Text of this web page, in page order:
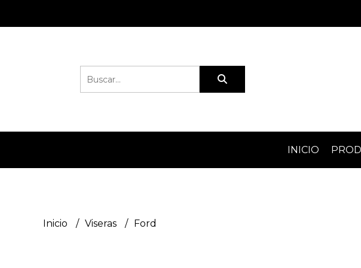
INICIO
Inicio Viseras Ford